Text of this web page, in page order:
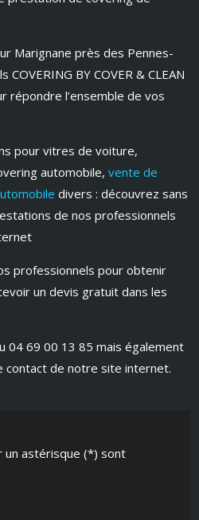
Marignane près des Pennes-
BY COVER & CLEAN
l’ensemble de vos
pour vitres de voiture,
automobile,vente de
divers : découvrez sans
de nos professionnels
professionnels pour obtenir
un devis gratuit dans les
04 69 00 13 85 mais également
contact de notre site internet.
un astérisque (*) sont